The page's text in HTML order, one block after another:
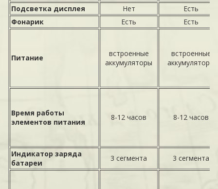
Подсветка дисплея Нет
Есть
Фонарик
Есть Есть
Питание
встроенные
аккумуляторы
встроенные
аккумуляторы
Время работы
элементов питания
8-12 часов 8-12 часов
Индикатор заряда
батареи
3 сегмента 3 сегмента